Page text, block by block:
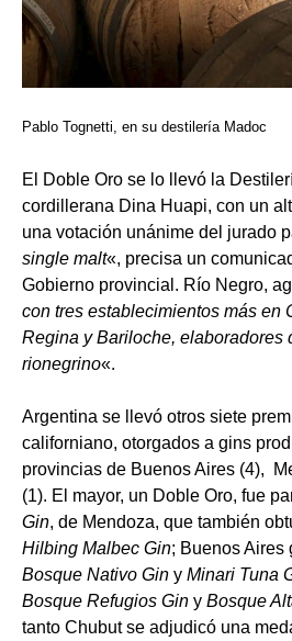
Pablo Tognetti, en su destilería Madoc
El Doble Oro se lo llevó la
cordillerana Dina Huapi, con un
una votación unánime del jurado
single malt«, precisa un
Gobierno provincial. Río Negro,
con tres establecimientos más en
Regina y Bariloche, elaboradores
rionegrino«.
Argentina se llevó otros siete
californiano, otorgados a gins
provincias de Buenos Aires (4),
(1). El mayor, un Doble Oro, fue
Gin, de Mendoza, que también
Hilbing Malbec Gin; Buenos Aires
Bosque Nativo Gin y Minari Tuna
Bosque Refugios Gin y Bosque
tanto Chubut se adjudicó una